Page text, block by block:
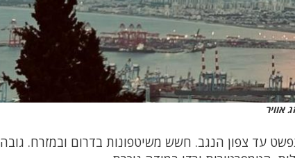
אוויר
עד צפון הנגב. חשש משיטפונות בדרום ובמזרח. גובה